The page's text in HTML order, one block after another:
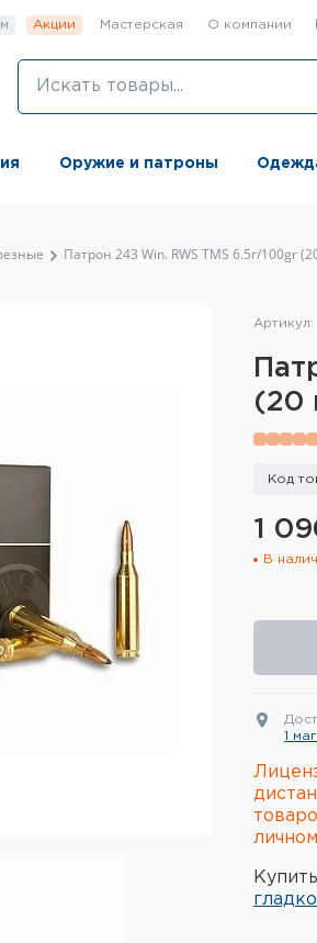
Акции Мастерская О компании
Оружие и патроны
Патрон 243 Win. RWS TMS 6.5г/100gr
Артикул:
(20
Код
1
В
1